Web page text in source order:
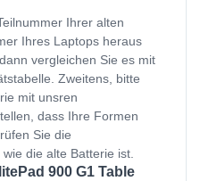
Ihrer alten
Ihres Laptops heraus
vergleichen Sie es mit
Zweitens, bitte
mit unsren
dass Ihre Formen
Sie die
die alte Batterie ist.
900 G1 Table